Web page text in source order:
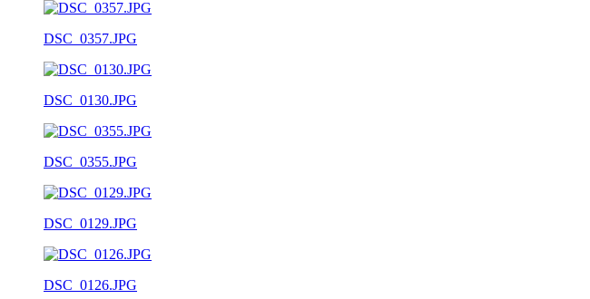
DSC_0357.JPG
DSC_0130.JPG
DSC_0355.JPG
DSC_0129.JPG
DSC_0126.JPG